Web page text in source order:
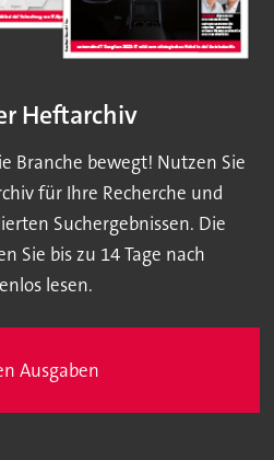
Heftarchiv
Branche bewegt! Nutzen Sie
für Ihre Recherche und
Suchergebnissen. Die
Sie bis zu 14 Tage nach
lesen.
Ausgaben